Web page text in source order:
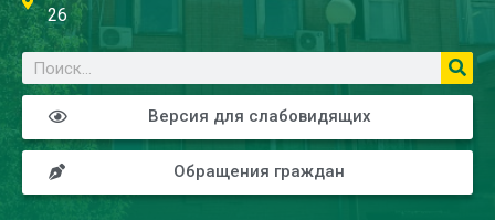
26
Версия для слабовидящих
Обращения граждан